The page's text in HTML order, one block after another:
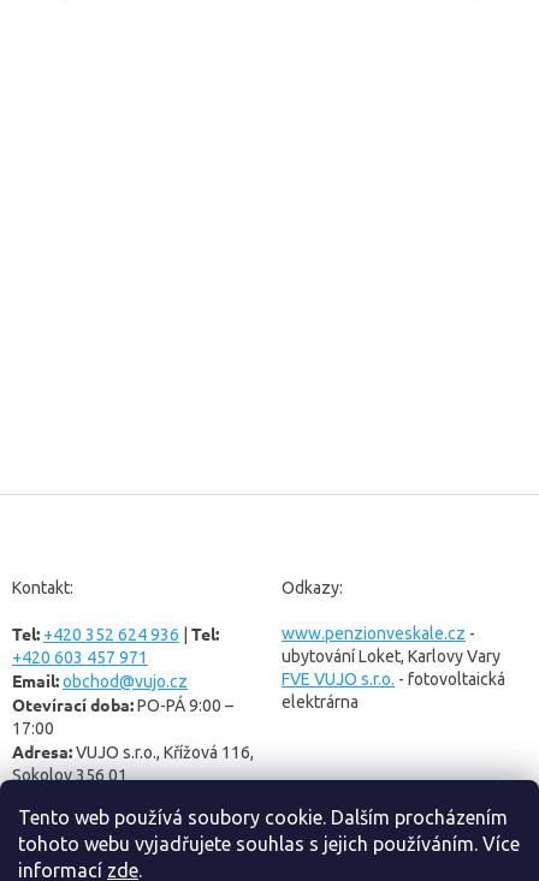
Tento web používá soubory cookie. Dalším procházením
tohoto webu vyjadřujete souhlas s jejich používáním. Více
informací zde.
Kontakt:
Tel: +420 352 624 936 Tel:
+420 603 457 971
Email:obchod@vujo.cz
Otevírací doba:PO-PÁ 9:00 –
17:00
Adresa:VUJO s.r.o., Křížová 116,
Sokolov 356 01
Odkazy:
www.penzionveskale.cz -
ubytování Loket, Karlovy Vary
FVE VUJO s.r.o. - fotovoltaická
elektrárna